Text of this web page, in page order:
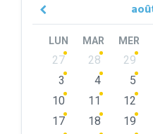
Previous
LUN MAR MER
Skip
calendar
27 28 29
3
4 5
10
11 12
17
18 19